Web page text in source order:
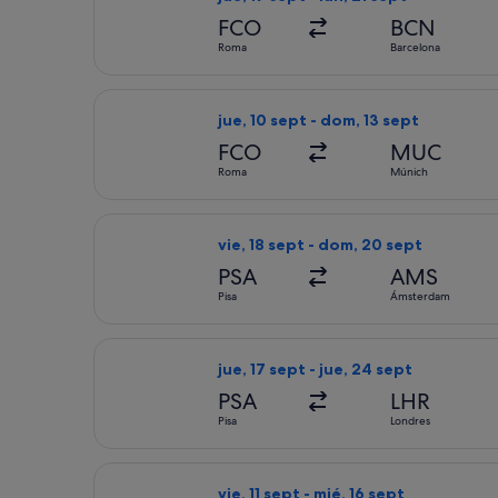
FCO
Roma
BCN
Barcelona
jue, 10 sept - dom, 13 sept
FCO
Roma
MUC
Múnich
vie, 18 sept - dom, 20 sept
PSA
Pisa
AMS
Ámsterdam
jue, 17 sept - jue, 24 sept
PSA
Pisa
LHR
Londres
vie, 11 sept - mié, 16 sept